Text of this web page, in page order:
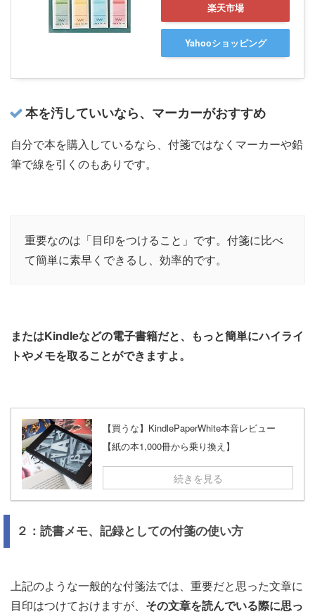
楽天市場
Yahooショッピング
本を汚していいなら、マーカーがおすすめ
自分で本を購入しているなら、付箋ではなくマーカーや鉛
筆で線を引くのもありです。
重要なのは「目印をつけること」です。付箋に比べ
て簡単に素早くできるし、効率的です。
またはKindleなどの電子書籍だと、もっと簡単にハイライ
トやメモを取ることができますよ。
【買うな】KindlePaperWhite本音レビュー
【紙の本1,000冊から乗り換え】
続きを見る
２：読書メモ、記録としての付箋の使い方
上記のような一般的な付箋法では、重要だと思った文章に
目印はつけておけますが、 その文章を読んでいる際に思っ